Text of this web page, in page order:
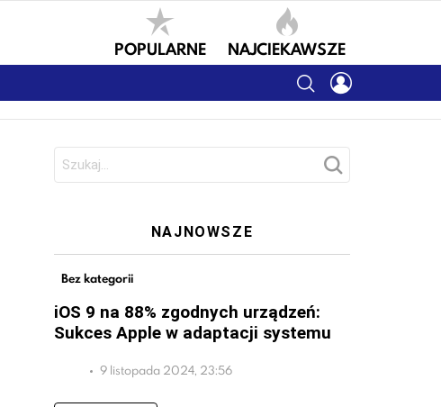
POPULARNE NAJCIEKAWSZE
SEARCH
NAJNOWSZE
Bez kategorii
iOS 9 na 88% zgodnych urządzeń:
Sukces Apple w adaptacji systemu
9 listopada 2024, 23:56